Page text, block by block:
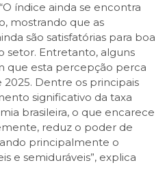
índice ainda se encontra
mostrando que as
são satisfatórias para boa
setor. Entretanto, alguns
que esta percepção perca
Dentre os principais
significativo da taxa
brasileira, o que encarece
reduz o poder de
principalmente o
e semiduráveis”, explica